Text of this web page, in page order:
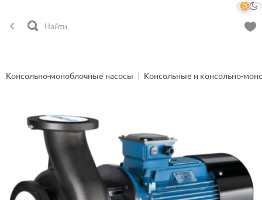
Консольно-моноблочные насосы Консольные и консольно-